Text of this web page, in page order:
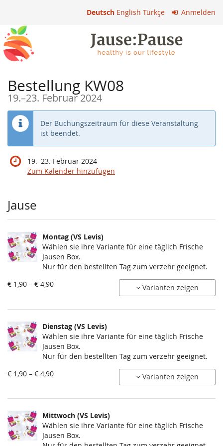
Inhalt
springen
Deutsch English Türkçe Anmelden
Bestellung KW08
19.–bis
23. Februar 2024
Der Buchungszeitraum für diese Veranstaltung
ist beendet.
19.–bis
23. Februar 2024
Zum Kalender hinzufügen
Produkte
Jause
Montag (VS Levis)
Wählen sie ihre Variante für eine täglich Frische
Jausen Box.
Nur für den bestellten Tag zum verzehr geeignet.
von
€ 1,90 – € 4,90 Varianten zeigen
Dienstag (VS Levis)
Wählen sie ihre Variante für eine täglich Frische
Jausen Box.
Nur für den bestellten Tag zum verzehr geeignet.
von
€ 1,90 – € 4,90 Varianten zeigen
Mittwoch (VS Levis)
Wählen sie ihre Variante für eine täglich Frische
Jausen Box.